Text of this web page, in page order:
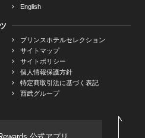
English
プリンスホテルセレクション
サイトマップ
サイトポリシー
個人情報保護方針
特定商取引法に基づく表記
西武グループ